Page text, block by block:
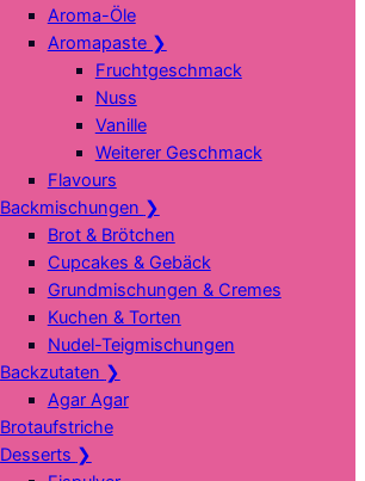
Aroma-Öle
Aromapaste ❯
Fruchtgeschmack
Nuss
Vanille
Weiterer Geschmack
Flavours
Backmischungen ❯
Brot & Brötchen
Cupcakes & Gebäck
Grundmischungen & Cremes
Kuchen & Torten
Nudel-Teigmischungen
Backzutaten ❯
Agar Agar
Brotaufstriche
Desserts ❯